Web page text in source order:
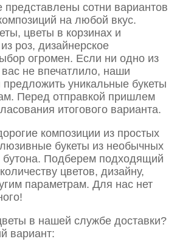
представлены сотни вариантов
на любой вкус.
цветы в корзинах и
роз, дизайнерское
огромен. Если ни одно из
не впечатлило, наши
уникальные букеты
Перед отправкой пришлем
итогового варианта.
композиции из простых
букеты из необычных
бутона. Подберем подходящий
цветов, дизайну,
параметрам. Для нас нет
в нашей службе доставки?
вариант: